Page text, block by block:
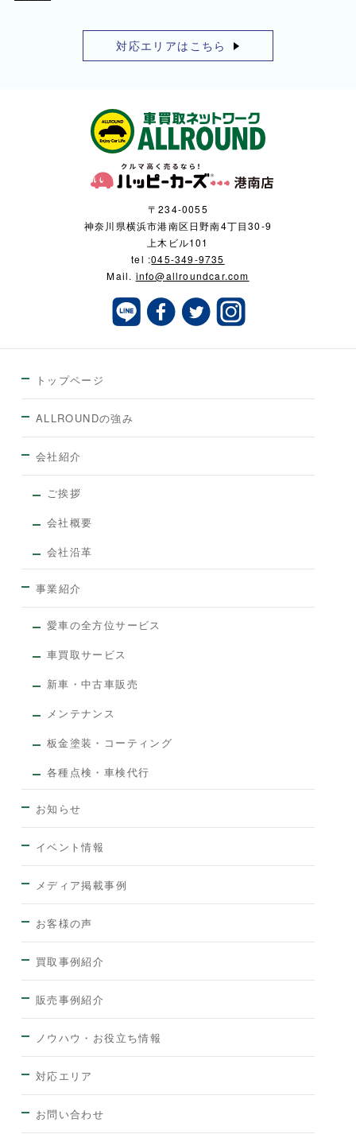
対応エリアはこちら
〒234-0055
神奈川県横浜市港南区日野南4丁目30-9
上木ビル101
tel :045-349-9735
Mail. info@allroundcar.com
トップページ
ALLROUNDの強み
会社紹介
ご挨拶
会社概要
会社沿革
事業紹介
愛車の全方位サービス
車買取サービス
新車・中古車販売
メンテナンス
板金塗装・コーティング
各種点検・車検代行
お知らせ
イベント情報
メディア掲載事例
お客様の声
買取事例紹介
販売事例紹介
ノウハウ・お役立ち情報
対応エリア
お問い合わせ